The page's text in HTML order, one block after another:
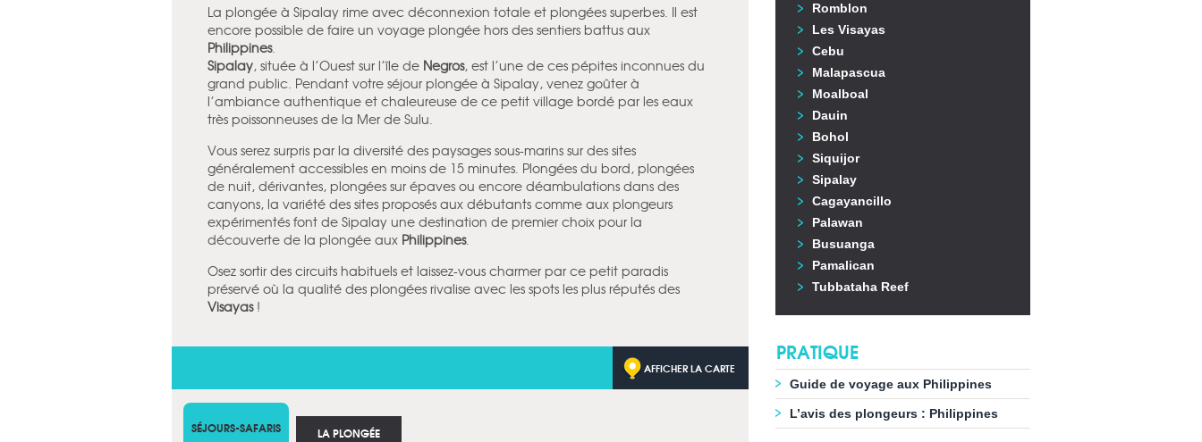
La plongée à Sipalay rime avec déconnexion totale et plongées superbes. Il est
encore possible de faire un voyage plongée hors des sentiers battus aux
Philippines.
Sipalay, située à l’Ouest sur l’île de Negros, est l’une de ces pépites inconnues du
grand public. Pendant votre séjour plongée à Sipalay, venez goûter à
l’ambiance authentique et chaleureuse de ce petit village bordé par les eaux
très poissonneuses de la Mer de Sulu.
Vous serez surpris par la diversité des paysages sous-marins sur des sites
généralement accessibles en moins de 15 minutes. Plongées du bord, plongées
de nuit, dérivantes, plongées sur épaves ou encore déambulations dans des
canyons, la variété des sites proposés aux débutants comme aux plongeurs
expérimentés font de Sipalay une destination de premier choix pour la
découverte de la plongée aux Philippines.
Osez sortir des circuits habituels et laissez-vous charmer par ce petit paradis
préservé où la qualité des plongées rivalise avec les spots les plus réputés des
Visayas!
AFFICHER LA CARTE
SÉJOURS-SAFARIS LA PLONGÉE
Romblon
Les Visayas
Cebu
Malapascua
Moalboal
Dauin
Bohol
Siquijor
Sipalay
Cagayancillo
Palawan
Busuanga
Pamalican
Tubbataha Reef
PRATIQUE
Guide de voyage aux Philippines
L’avis des plongeurs : Philippines